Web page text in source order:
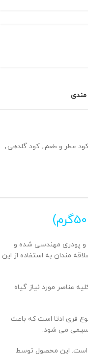
مندی
کود عطر و طعم, کود گلدهی ,
و پودری مهندسی شده و
مندان به استفاده از این
عناصر مورد نیاز گیاه
فری ادتا است که باعث
می شود.
است. این محصول توسط